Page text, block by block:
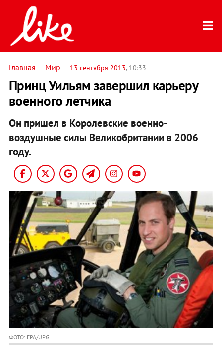
Главная — Мир — 13 сентября 2013, 10:33
Принц Уильям завершил карьеру
военного летчика
Он пришел в Королевские военно-
воздушные силы Великобритании в 2006
году.
ФОТО: EPA/UPG